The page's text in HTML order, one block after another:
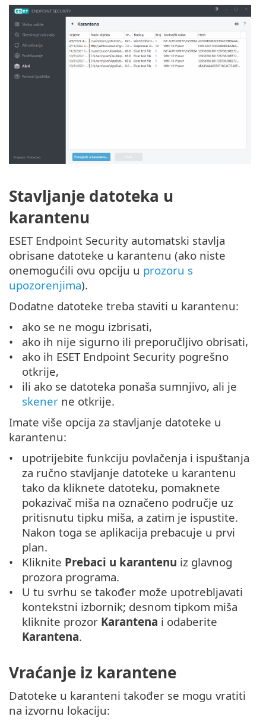
Stavljanje datoteka u
karantenu
ESET Endpoint Security automatski stavlja
obrisane datoteke u karantenu (ako niste
onemogućili ovu opciju u prozoru s
upozorenjima).
Dodatne datoteke treba staviti u karantenu:
ako se ne mogu izbrisati,
ako ih nije sigurno ili preporučljivo obrisati,
ako ih ESET Endpoint Security pogrešno
otkrije,
ili ako se datoteka ponaša sumnjivo, ali je
skener ne otkrije.
Imate više opcija za stavljanje datoteke u
karantenu:
upotrijebite funkciju povlačenja i ispuštanja
za ručno stavljanje datoteke u karantenu
tako da kliknete datoteku, pomaknete
pokazivač miša na označeno područje uz
pritisnutu tipku miša, a zatim je ispustite.
Nakon toga se aplikacija prebacuje u prvi
plan.
Kliknite Prebaci u karantenu iz glavnog
prozora programa.
U tu svrhu se također može upotrebljavati
kontekstni izbornik; desnom tipkom miša
kliknite prozor Karantena i odaberite
Karantena.
Vraćanje iz karantene
Datoteke u karanteni također se mogu vratiti
na izvornu lokaciju: